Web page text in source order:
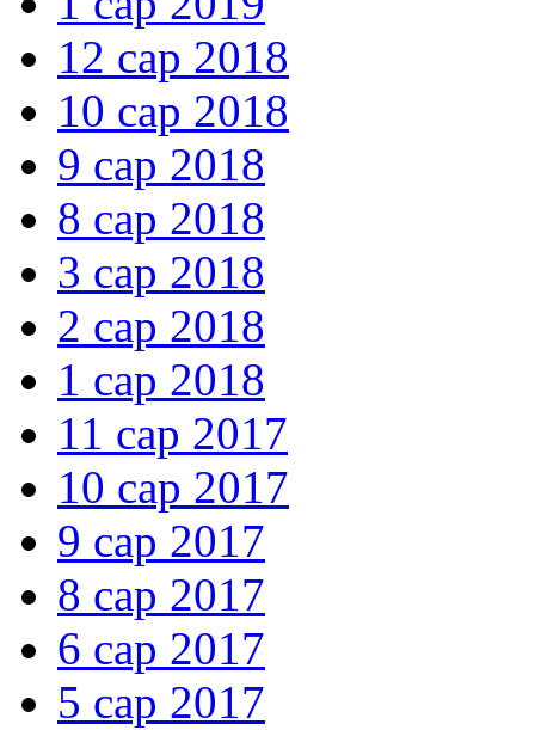
12 сар 2018
10 сар 2018
9 сар 2018
8 сар 2018
3 сар 2018
2 сар 2018
1 сар 2018
11 сар 2017
10 сар 2017
9 сар 2017
8 сар 2017
6 сар 2017
5 сар 2017